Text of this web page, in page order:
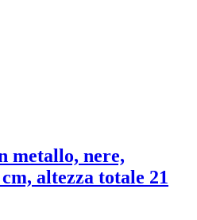
metallo, nere,
altezza totale 21